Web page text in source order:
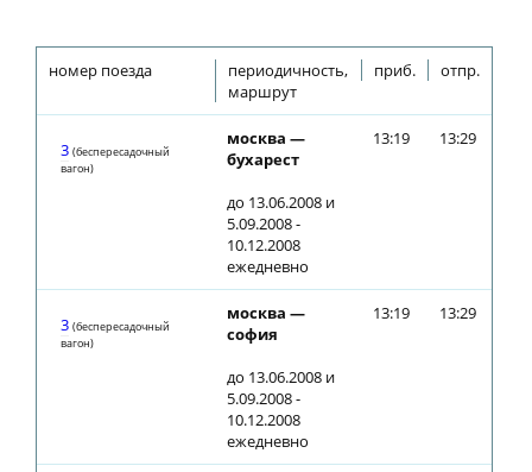
номер поезда
периодичность,
маршрут
приб. отпр.
3 (беспересадочный
вагон)
москва —
бухарест
до 13.06.2008 и
5.09.2008 -
10.12.2008
ежедневно
13:19 13:29
3 (беспересадочный
вагон)
москва —
софия
до 13.06.2008 и
5.09.2008 -
10.12.2008
ежедневно
13:19 13:29